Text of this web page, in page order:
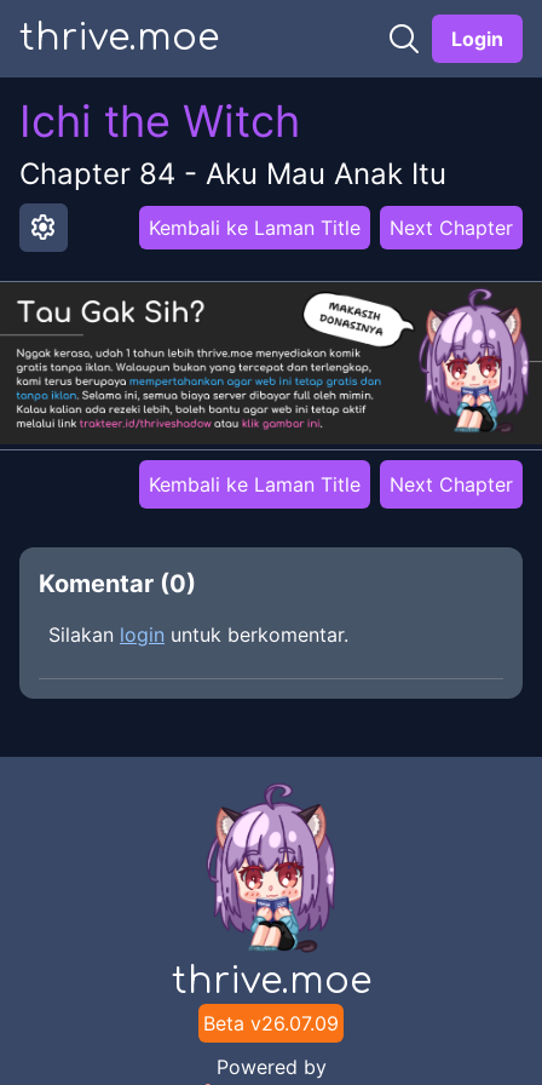
thrive.moe Login
Ichi the Witch
Chapter 84 - Aku Mau Anak Itu
settings Kembali ke Laman Title Next Chapter
Kembali ke Laman Title Next Chapter
Komentar (0)
Silakan login untuk berkomentar.
thrive.moe
Beta v26.07.09
Powered by